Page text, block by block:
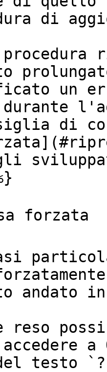
di
un
di
gli
forzata
andato
reso
a
testo